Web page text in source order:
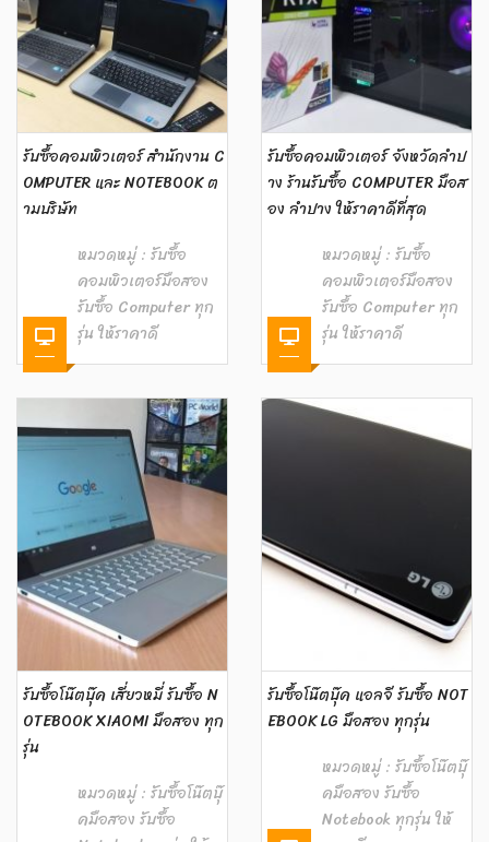
รับซื้อคอมพิวเตอร์ สำนักงาน C
OMPUTER และ NOTEBOOK ต
ามบริษัท
หมวดหมู่ : รับซื้อ
คอมพิวเตอร์มือสอง
รับซื้อ Computer ทุก
รุ่น ให้ราคาดี
รับซื้อคอมพิวเตอร์ จังหวัดลำป
าง ร้านรับซื้อ COMPUTER มือส
อง ลำปาง ให้ราคาดีที่สุด
หมวดหมู่ : รับซื้อ
คอมพิวเตอร์มือสอง
รับซื้อ Computer ทุก
รุ่น ให้ราคาดี
รับซื้อโน๊ตบุ๊ค เสี่ยวหมี่ รับซื้อ N
OTEBOOK ‎XIAOMI มือสอง ทุก
รุ่น
หมวดหมู่ : รับซื้อโน๊ตบุ๊
คมือสอง รับซื้อ
รับซื้อโน๊ตบุ๊ค แอลจี รับซื้อ NOT
EBOOK LG มือสอง ทุกรุ่น
หมวดหมู่ : รับซื้อโน๊ตบุ๊
คมือสอง รับซื้อ
Notebook ทุกรุ่น ให้